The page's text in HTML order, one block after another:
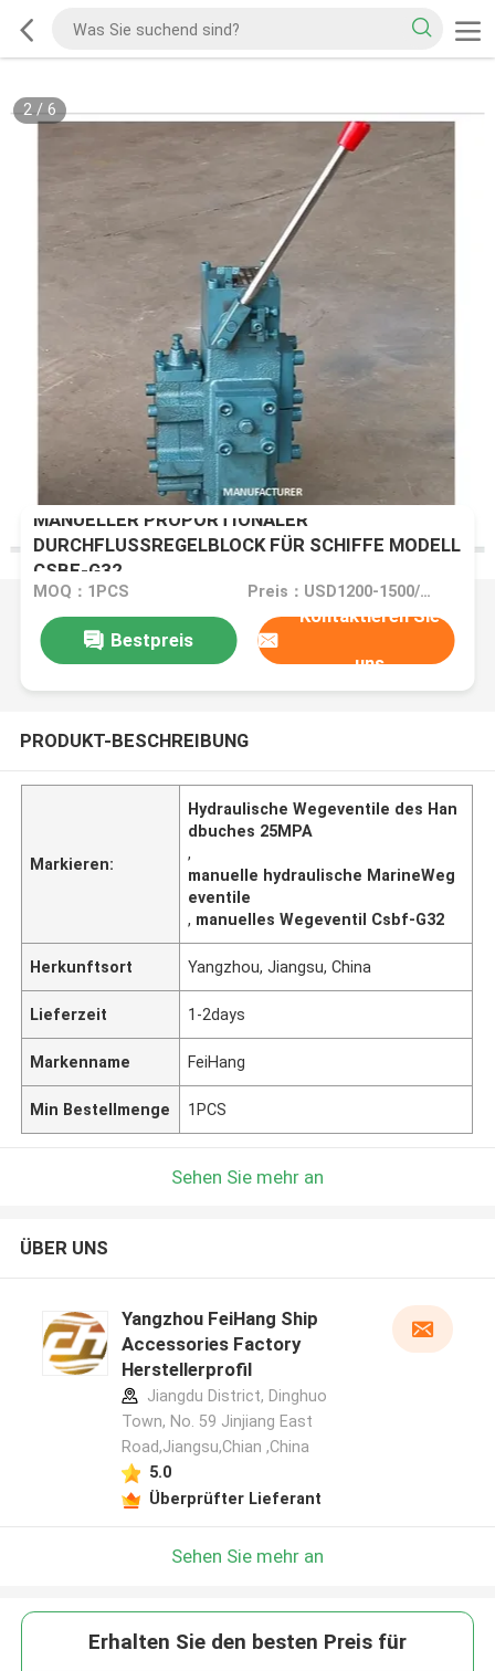
2/ 6
MANUELLER PROPORTIONALER
DURCHFLUSSREGELBLOCK FÜR SCHIFFE MODELL
CSBF-G32
MOQ：1PCS Preis：USD1200-1500/PCS
Bestpreis
Kontaktieren Sie
uns
PRODUKT-BESCHREIBUNG
Markieren:
Hydraulische Wegeventile des Han
dbuches 25MPA
,
manuelle hydraulische MarineWeg
eventile
, manuelles Wegeventil Csbf-G32
Herkunftsort Yangzhou, Jiangsu, China
Lieferzeit 1-2days
Markenname FeiHang
Min Bestellmenge 1PCS
Sehen Sie mehr an
ÜBER UNS
Yangzhou FeiHang Ship
Accessories Factory
Herstellerprofil
Jiangdu District, Dinghuo
Town, No. 59 Jinjiang East
Road,Jiangsu,Chian ,China
5.0
Überprüfter Lieferant
Sehen Sie mehr an
Erhalten Sie den besten Preis für